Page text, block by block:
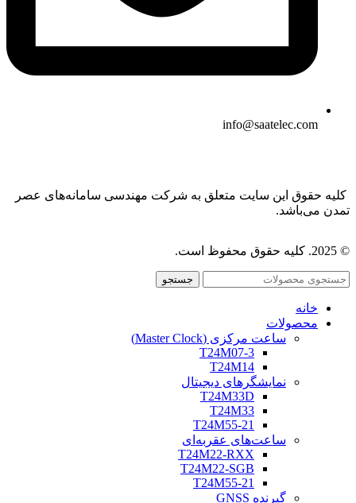
info@saatelec.com
کلیه حقوق این سایت متعلق به شرکت مهندسی سامانه‌های عصر
تمدن می‌باشد.
© 2025. کلیه حقوق محفوظ است.
جستجو
خانه
محصولات
ساعت مرکزی (Master Clock)
T24M07-3
T24M14
نمایشگرهای دیجیتال
T24M33D
T24M33
T24M55-21
ساعت‌های عقربه‌ای
T24M22-RXX
T24M22-SGB
T24M55-21
گیرنده GNSS